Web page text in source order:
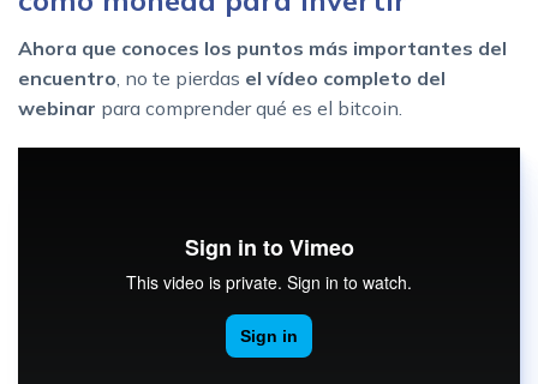
Ahora que conoces los puntos más importantes del
encuentro, no te pierdas el vídeo completo del
webinar para comprender qué es el bitcoin.